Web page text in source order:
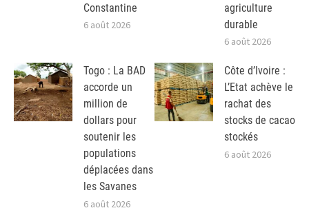
Constantine
6 août 2026
agriculture
durable
6 août 2026
Togo : La BAD
accorde un
million de
dollars pour
soutenir les
populations
déplacées dans
les Savanes
6 août 2026
Côte d’Ivoire :
L’Etat achève le
rachat des
stocks de cacao
stockés
6 août 2026